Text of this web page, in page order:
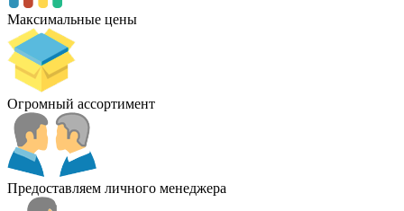
Максимальные цены
Огромный ассортимент
Предоставляем личного менеджера